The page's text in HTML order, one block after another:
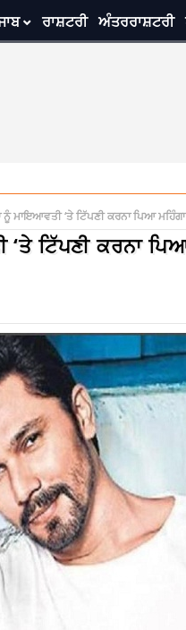
ਰਾਸ਼ਟਰੀ ਅੰਤਰਰਾਸ਼ਟਰੀ
ਨੂੰ ਮਾਇਆਵਤੀ ‘ਤੇ ਟਿੱਪਣੀ ਕਰਨਾ ਪਿਆ
ਟਿੱਪਣੀ ਕਰਨਾ